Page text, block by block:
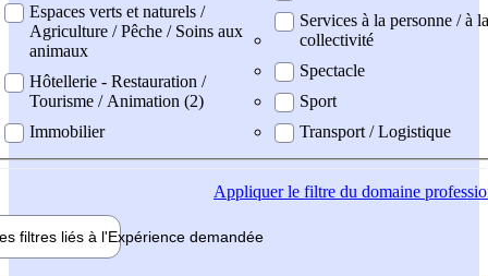
Espaces verts et naturels /
Agriculture / Pêche / Soins aux
animaux
Hôtellerie - Restauration /
Tourisme / Animation (2)
Immobilier
Services à la personne / à la
collectivité
Spectacle
Sport
Transport / Logistique
Appliquerle filtre du domaine
filtres liés à l'Expérience demandée